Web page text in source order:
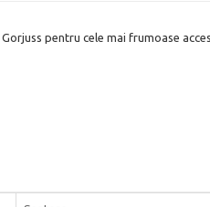
pentru cele mai frumoase